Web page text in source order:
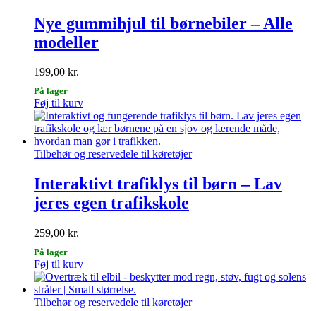
Nye gummihjul til børnebiler – Alle
modeller
199,00 kr.
På lager
Føj til kurv
Tilbehør og reservedele til køretøjer
Interaktivt trafiklys til børn – Lav
jeres egen trafikskole
259,00 kr.
På lager
Føj til kurv
Tilbehør og reservedele til køretøjer